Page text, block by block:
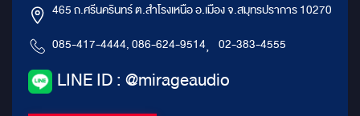
465 ถ.ศรีนครินทร์ ต.สำโรงเหนือ อ.เมือง จ.สมุทรปราการ 10270
085-417-4444, 086-624-9514, 02-383-4555
LINE ID : @mirageaudio